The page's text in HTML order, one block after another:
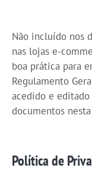
Não incluído nos
nas lojas e-
boa prática para
Regulamento
acedido e
documentos
Política de